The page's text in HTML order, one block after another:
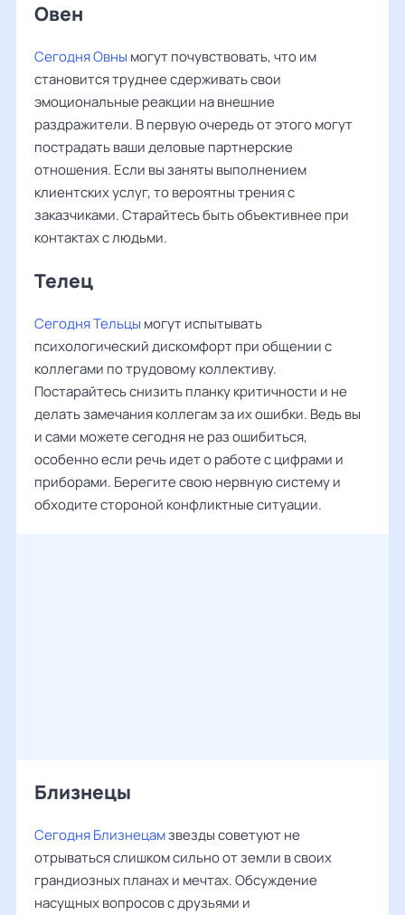
Овен ‌‌
Сегодня Овны могут почувствовать, что им
становится труднее сдерживать свои
эмоциональные реакции на внешние
раздражители. В первую очередь от этого могут
пострадать ваши деловые партнерские
отношения. Если вы заняты выполнением
клиентских услуг, то вероятны трения с
заказчиками. Старайтесь быть объективнее при
контактах с людьми.
Телец
Сегодня Тельцы могут испытывать
психологический дискомфорт при общении с
коллегами по трудовому коллективу.
Постарайтесь снизить планку критичности и не
делать замечания коллегам за их ошибки. Ведь вы
и сами можете сегодня не раз ошибиться,
особенно если речь идет о работе с цифрами и
приборами. Берегите свою нервную систему и
обходите стороной конфликтные ситуации.
Близнецы
Сегодня Близнецамзвезды советуют не
отрываться слишком сильно от земли в своих
грандиозных планах и мечтах. Обсуждение
насущных вопросов с друзьями и